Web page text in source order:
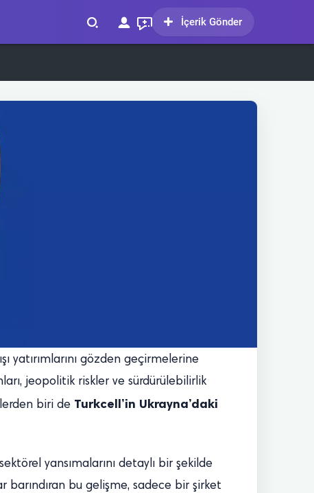
İçerik Gönder
yatırımlarını gözden geçirmelerine
jeopolitik riskler ve sürdürülebilirlik
biri de Turkcell’in Ukrayna’daki
yansımalarını detaylı bir şekilde
bu gelişme, sadece bir şirket